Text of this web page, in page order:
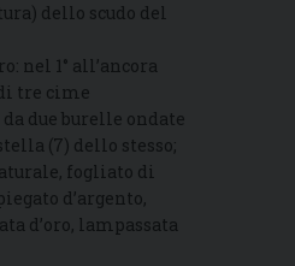
dello scudo del
nel 1° all’ancora
tre cime
due burelle ondate
(7) dello stesso;
fogliato di
d’argento,
d’oro, lampassata